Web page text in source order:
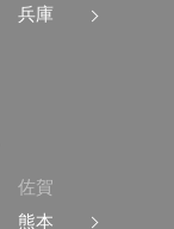
兵庫
佐賀
熊本